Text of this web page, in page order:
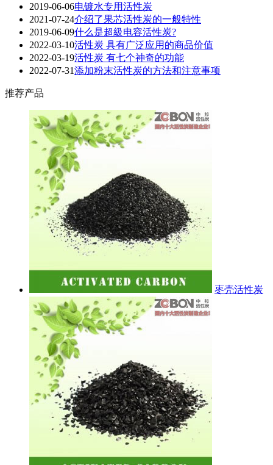
2019-06-06电镀水专用活性炭
2021-07-24介绍了果芯活性炭的一般特性
2019-06-09什么是超級电容活性炭?
2022-03-10活性炭 具有广泛应用的商品价值
2022-03-19活性炭 有七个神奇的功能
2022-07-31添加粉末活性炭的方法和注意事项
推荐产品
枣壳活性炭